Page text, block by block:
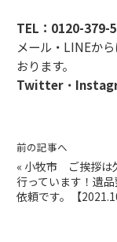
TEL： 0120-379-
メール・LINEか
おります。
Twitter ・
前の記事へ
« 小牧市 ご挨拶は
行っています！遺
依頼です。【